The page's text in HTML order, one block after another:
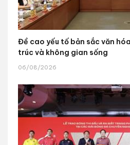
Đề cao yếu tố bản sắc văn
trúc và không gian sống
06/08/2026